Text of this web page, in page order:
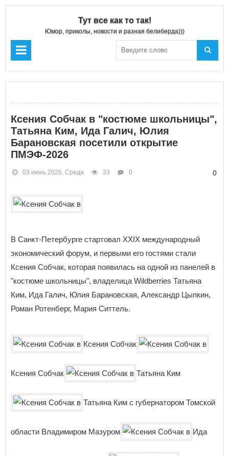
Тут все как то так!
Юмор, приколы, новости и разная белиберда)))
Ксения Собчак в "костюме школьницы",
Татьяна Ким, Ида Галич, Юлия
Барановская посетили открытие
ПМЭФ-2026
03 июнь 2026, Среда 33 0 0
В Санкт-Петербурге стартовал XXIX международный
экономический форум, и первыми его гостями стали
Ксения Собчак, которая появилась на одной из панелей в
"костюме школьницы", владелица Wildberries Татьяна
Ким, Ида Галич, Юлия Барановская, Александр Цыпкин,
Роман Ротенберг, Мария Ситтель.
Ксения Собчак
Ксения Собчак Татьяна Ким
Татьяна Ким с губернатором Томской
области Владимиром Мазуром Ида